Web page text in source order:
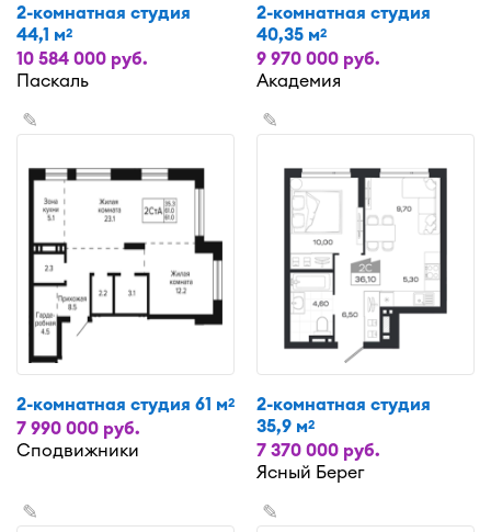
2-комнатная студия
44,1 м2
10 584 000 руб.
Паскаль
2-комнатная студия
40,35 м2
9 970 000 руб.
Академия
✎
2-комнатная студия 61 м2
7 990 000 руб.
Сподвижники
✎
2-комнатная студия
35,9 м2
7 370 000 руб.
Ясный Берег
✎ ✎